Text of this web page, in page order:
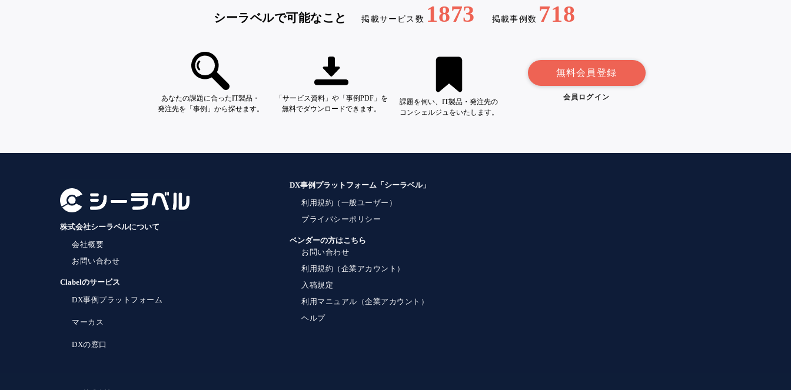
シーラベルで可能なこと 掲載サービス数 1873 掲載事例数 718
あなたの課題に合ったIT製品・
発注先を「事例」から探せます。
「サービス資料」や「事例PDF」を
無料でダウンロードできます。
課題を伺い、IT製品・発注先の
コンシェルジュをいたします。
無料会員登録
会員ログイン
株式会社シーラベルについて
会社概要
お問い合わせ
Clabelのサービス
DX事例プラットフォーム
マーカス
DXの窓口
DX事例プラットフォーム「シーラベル」
利用規約（一般ユーザー）
プライバシーポリシー
ベンダーの方はこちら
お問い合わせ
利用規約（企業アカウント）
入稿規定
利用マニュアル（企業アカウント）
ヘルプ